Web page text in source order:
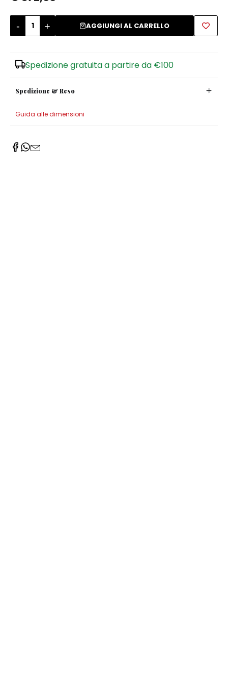
- + AGGIUNGI AL CARRELLO
Spedizione gratuita a partire da €100
Spedizione & Reso
Guida alle dimensioni
Zuccheriere